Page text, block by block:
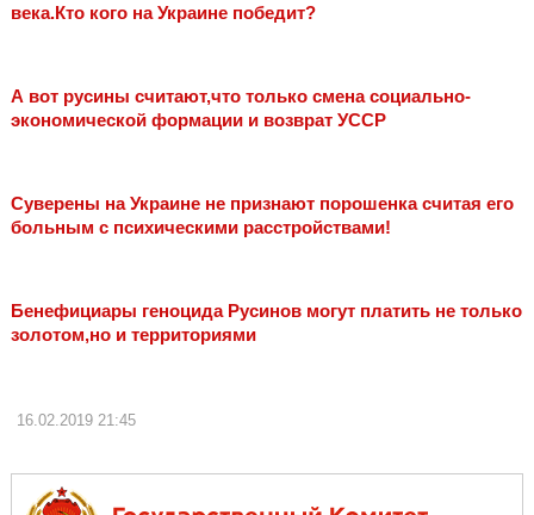
века.Кто кого на Украине победит?
А вот русины считают,что только смена социально-
экономической формации и возврат УССР
Cуверены на Украине не признают порошенка считая его
больным с психическими расстройствами!
Бенефициары геноцида Русинов могут платить не только
золотом,но и территориями
16.02.2019 21:45